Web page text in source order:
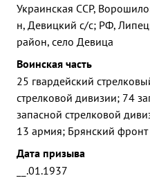
Украинская ССР,
н, Девицкий с/с; РФ,
район, село Девица
Воинская часть
25 гвардейский
стрелковой дивизии; 74
запасной стрелковой
13 армия; Брянский фронт
Дата призыва
__.01.1937